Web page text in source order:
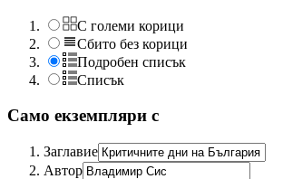
С големи корици
Сбито без корици
Подробен списък
Списък
Само екземпляри с
Заглавие
Автор